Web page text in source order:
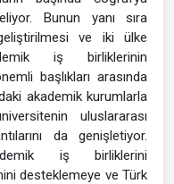
Bunun yanı sıra
ve iki ülke
iş birliklerinin
başlıkları arasında
akademik kurumlarla
uluslararası
da genişletiyor.
iş birliklerini
desteklemeye ve Türk